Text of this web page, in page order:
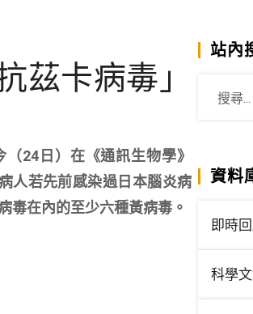
茲卡病毒」
24日）在《通訊生物學》
人若先前感染過日本腦炎病
毒在內的至少六種黃病毒。
站內
資料
即時
科學